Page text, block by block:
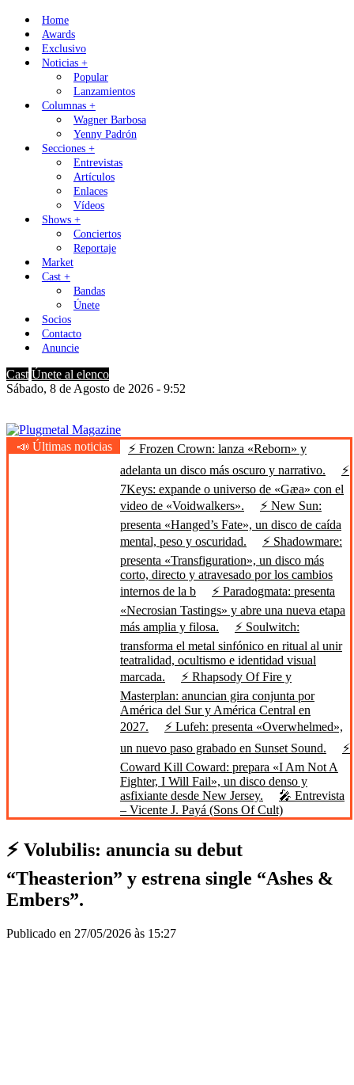
Skip
content
Home
Awards
Exclusivo
Noticias +
Popular
Lanzamientos
Columnas +
Wagner Barbosa
Yenny Padrón
Secciones +
Entrevistas
Artículos
Enlaces
Vídeos
Shows +
Conciertos
Reportaje
Market
Cast +
Bandas
Únete
Socios
Contacto
Anuncie
Cast Únete al elenco
Sábado, 8 de Agosto de 2026 - 9:52
Plugmetal Magazine
Heavy Metal is Life
📣 Últimas noticias
⚡ Frozen Crown: lanza «Reborn» y
adelanta un disco más oscuro y narrativo.
⚡
7Keys: expande o universo de «Gæa» con el
video de «Voidwalkers».
⚡ New Sun:
presenta «Hanged’s Fate», un disco de caída
mental, peso y oscuridad.
⚡ Shadowmare:
presenta «Transfiguration», un disco más
corto, directo y atravesado por los cambios
internos de la b
⚡ Paradogmata: presenta
«Necrosian Tastings» y abre una nueva etapa
más amplia y filosa.
⚡ Soulwitch:
transforma el metal sinfónico en ritual al unir
teatralidad, ocultismo e identidad visual
marcada.
⚡ Rhapsody Of Fire y
Masterplan: anuncian gira conjunta por
América del Sur y América Central en
2027.
⚡ Lufeh: presenta «Overwhelmed»,
un nuevo paso grabado en Sunset Sound.
⚡
Coward Kill Coward: prepara «I Am Not A
Fighter, I Will Fail», un disco denso y
asfixiante desde New Jersey.
🎤 Entrevista
– Vicente J. Payá (Sons Of Cult)
⚡ Volubilis: anuncia su debut
“Theasterion” y estrena single “Ashes &
Embers”.
Publicado en 27/05/2026 às 15:27